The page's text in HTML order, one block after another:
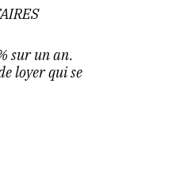
sur un an.
loyer qui se